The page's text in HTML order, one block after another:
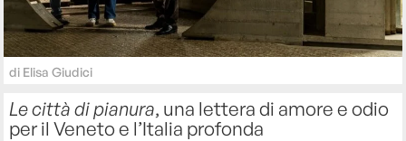
di Elisa Giudici
Le città di pianura, una lettera di amore e odio
per il Veneto e l’Italia profonda